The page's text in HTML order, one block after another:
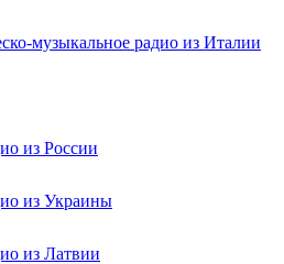
музыкальное радио из Италии
из России
из Украины
из Латвии